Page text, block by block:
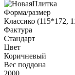
Форма/размер
Классико (115*172,
Фактура
Стандарт
Цвет
Коричневый
Вес поддона